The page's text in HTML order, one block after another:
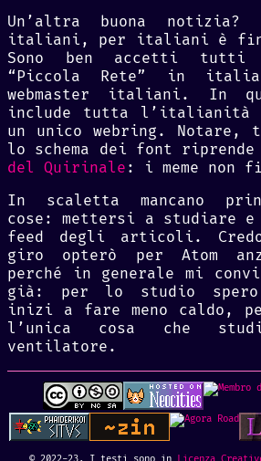
Un’altra buona
italiani, per italiani è
Sono ben accetti
“Piccola Rete” in
webmaster italiani. In
include tutta l’italianità
un unico webring.
lo schema dei font
del Quirinale : i meme non
In scaletta mancano
cose: mettersi a studiare
feed degli articoli.
giro opterò per Atom
perché in generale mi
già: per lo studio spero
inizi a fare meno caldo,
l’unica cosa che
ventilatore.